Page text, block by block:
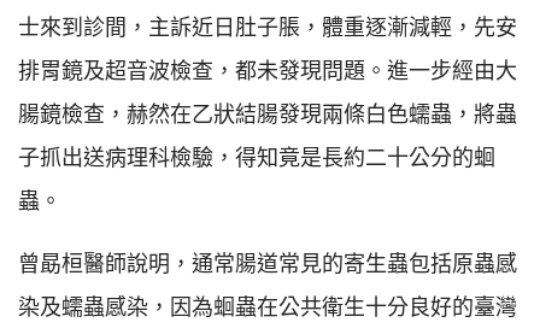
士來到診間，主訴近日肚子脹，體重逐漸減輕，先安
排胃鏡及超音波檢查，都未發現問題。進一步經由大
腸鏡檢查，赫然在乙狀結腸發現兩條白色蠕蟲，將蟲
子抓出送病理科檢驗，得知竟是長約二十公分的蛔
蟲。
曾勗桓醫師說明，通常腸道常見的寄生蟲包括原蟲感
染及蠕蟲感染，因為蛔蟲在公共衛生十分良好的臺灣